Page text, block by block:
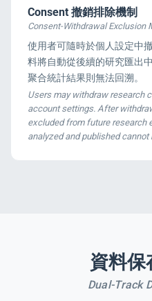
Consent 撤銷排除機制
Consent-Withdrawal Exclusion
使用者可隨時於個人設定中
料將自動從後續的研究匯出
聚合統計結果則無法回溯。
Users may withdraw research
account settings. After
excluded from future research
analyzed and published
資料保
Dual-Track